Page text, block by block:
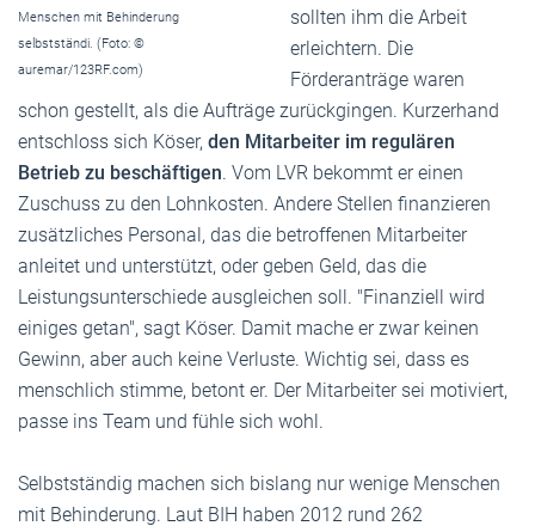
Menschen mit Behinderung
selbstständi. (Foto: ©
auremar/123RF.com)
sollten ihm die Arbeit
erleichtern. Die
Förderanträge waren
schon gestellt, als die Aufträge zurückgingen. Kurzerhand
entschloss sich Köser, den Mitarbeiter im regulären
Betrieb zu beschäftigen. Vom LVR bekommt er einen
Zuschuss zu den Lohnkosten. Andere Stellen finanzieren
zusätzliches Personal, das die betroffenen Mitarbeiter
anleitet und unterstützt, oder geben Geld, das die
Leistungsunterschiede ausgleichen soll. "Finanziell wird
einiges getan", sagt Köser. Damit mache er zwar keinen
Gewinn, aber auch keine Verluste. Wichtig sei, dass es
menschlich stimme, betont er. Der Mitarbeiter sei motiviert,
passe ins Team und fühle sich wohl.
Selbstständig machen sich bislang nur wenige Menschen
mit Behinderung. Laut BIH haben 2012 rund 262